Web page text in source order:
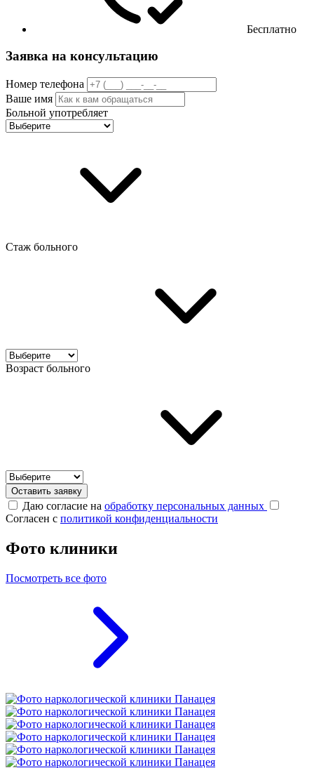
Бесплатно
Заявка на консультацию
Номер телефона
Ваше имя
Больной употребляет
Стаж больного
Возраст больного
Оставить заявку
Даю согласие на обработку персональных данных
Согласен с политикой конфиденциальности
Фото клиники
Посмотреть все фото